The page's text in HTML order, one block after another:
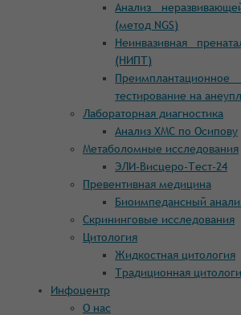
Анализ
(метод NGS)
Неинвазивная
(НИПТ)
тестирование на
Лабораторная диагностика
Анализ ХМС по Осипову
Метаболомные исследования
ЭЛИ-Висцеро-Тест-24
Превентивная медицина
Биоимпедансный
Скрининговые исследования
Цитология
Жидкостная цитология
Традиционная
Инфоцентр
О нас